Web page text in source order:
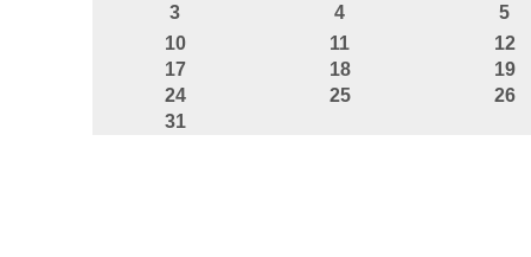
3 4
5
10
11
12
17
18
19
24
25
26
31